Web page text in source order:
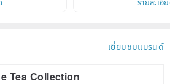
เยี่ยมชมแบรนด์
Tea Collection